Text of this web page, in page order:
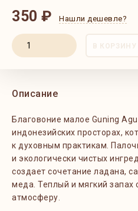
350 ₽ Нашли дешевле?
В КОРЗИНУ
Описание
Благовоние малое Guning
индонезийских просторах,
к духовным практикам.
и экологически чистых
создает сочетание ладана,
меда. Теплый и мягкий запах
атмосферу.